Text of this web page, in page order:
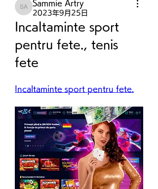
Sammie Artry
Sammie Artry
2023年9月25日
Incaltaminte sport
pentru fete., tenis
fete
Incaltaminte sport pentru fete.